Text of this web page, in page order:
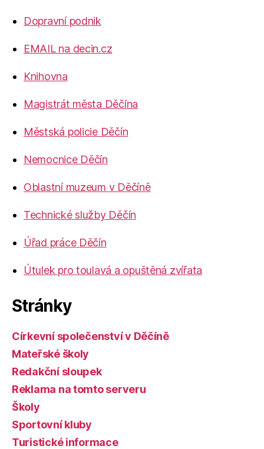
Dopravní podnik
EMAIL na decin.cz
Knihovna
Magistrát města Děčína
Městská policie Děčín
Nemocnice Děčín
Oblastní muzeum v Děčíně
Technické služby Děčín
Úřad práce Děčín
Útulek pro toulavá a opuštěná zvířata
Stránky
Církevní společenství v Děčíně
Mateřské školy
Redakční sloupek
Reklama na tomto serveru
Školy
Sportovní kluby
Turistické informace